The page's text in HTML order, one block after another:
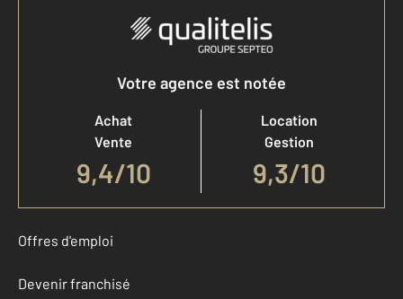
Votre agence est notée
Achat
Vente
9,4/10
Location
Gestion
9,3/10
Offres d'emploi
Devenir franchisé